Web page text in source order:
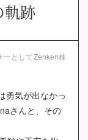
軌跡
ーとしてZenken株
勇気が出なかっ
さんと、その